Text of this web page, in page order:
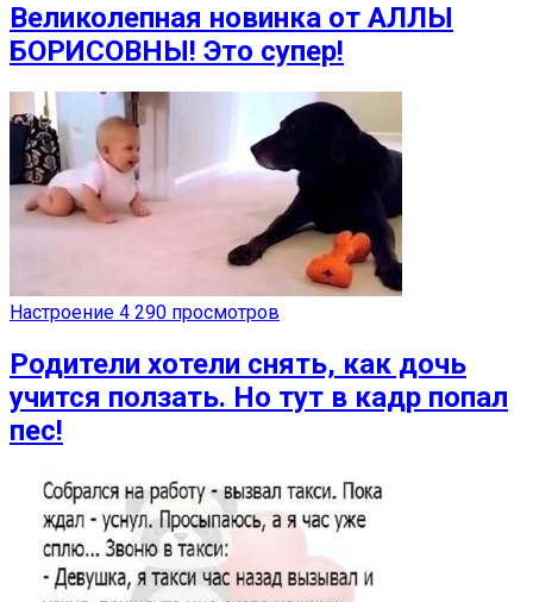
Великолепная новинка от АЛЛЫ
БОРИСОВНЫ! Это супер!
Настроение 4 290 просмотров
Родители хотели снять, как дочь
учится ползать. Но тут в кадр попал
пес!